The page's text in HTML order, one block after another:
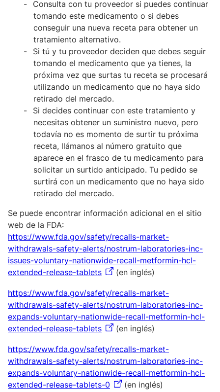
Consulta con tu proveedor si puedes continuar
tomando este medicamento o si debes
conseguir una nueva receta para obtener un
tratamiento alternativo.
Si tú y tu proveedor deciden que debes seguir
tomando el medicamento que ya tienes, la
próxima vez que surtas tu receta se procesará
utilizando un medicamento que no haya sido
retirado del mercado.
Si decides continuar con este tratamiento y
necesitas obtener un suministro nuevo, pero
todavía no es momento de surtir tu próxima
receta, llámanos al número gratuito que
aparece en el frasco de tu medicamento para
solicitar un surtido anticipado. Tu pedido se
surtirá con un medicamento que no haya sido
retirado del mercado.
Se puede encontrar información adicional en el sitio
web de la FDA:
https://www.fda.gov/safety/recalls-market-
withdrawals-safety-alerts/nostrum-laboratories-inc-
issues-voluntary-nationwide-recall-metformin-hcl-
extended-release-tablets
(en inglés)
https://www.fda.gov/safety/recalls-market-
withdrawals-safety-alerts/nostrum-laboratories-inc-
expands-voluntary-nationwide-recall-metformin-hcl-
extended-release-tablets
(en inglés)
https://www.fda.gov/safety/recalls-market-
withdrawals-safety-alerts/nostrum-laboratories-inc-
expands-voluntary-nationwide-recall-metformin-hcl-
extended-release-tablets-0
(en inglés)